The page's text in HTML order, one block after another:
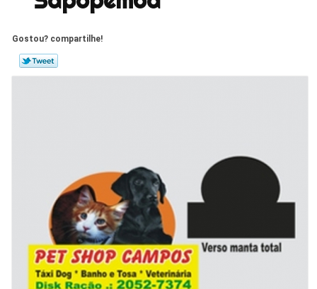
Gostou? compartilhe!